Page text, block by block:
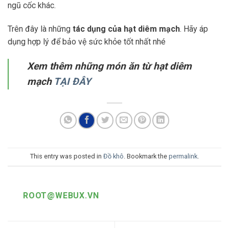
ngũ cốc khác.
Trên đây là những tác dụng của hạt diêm mạch. Hãy áp
dụng hợp lý để bảo vệ sức khỏe tốt nhất nhé
Xem thêm những món ăn từ hạt diêm
mạch TẠI ĐÂY
This entry was posted in Đồ khô. Bookmark the permalink.
ROOT@WEBUX.VN